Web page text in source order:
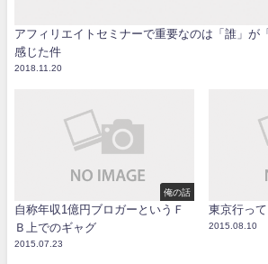
アフィリエイトセミナーで重要なのは「誰」が
感じた件
2018.11.20
俺の話
自称年収1億円ブロガーというＦ
Ｂ上でのギャグ
2015.07.23
東京行っ
2015.08.10